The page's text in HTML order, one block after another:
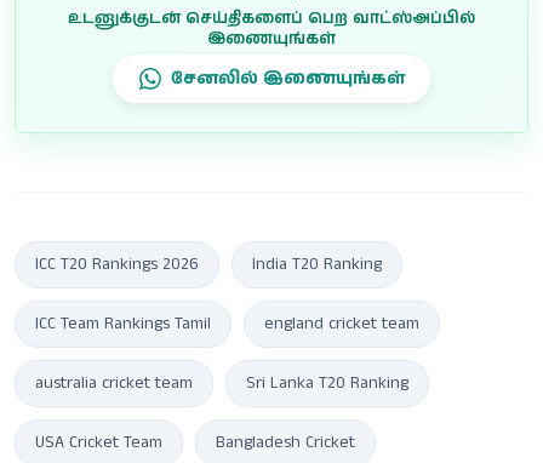
உடனுக்குடன் செய்திகளைப் பெற வாட்ஸ்அப்பில்
இணையுங்கள்
சேனலில் இணையுங்கள்
ICC T20 Rankings 2026 India T20 Ranking
ICC Team Rankings Tamil england cricket team
australia cricket team Sri Lanka T20 Ranking
USA Cricket Team Bangladesh Cricket